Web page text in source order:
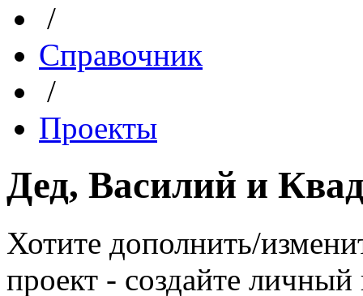
/
Справочник
/
Проекты
Дед, Василий и
Хотите дополнить/
проект - создайте